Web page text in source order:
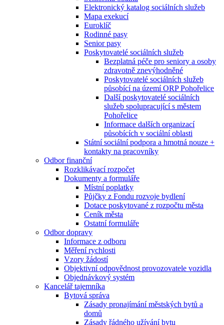
Elektronický katalog sociálních služeb
Mapa exekucí
Euroklíč
Rodinné pasy
Senior pasy
Poskytovatelé sociálních služeb
Bezplatná péče pro seniory a osoby
zdravotně znevýhodněné
Poskytovatelé sociálních služeb
působící na území ORP Pohořelice
Další poskytovatelé sociálních
služeb spolupracující s městem
Pohořelice
Informace dalších organizací
působících v sociální oblasti
Státní sociální podpora a hmotná nouze +
kontakty na pracovníky
Odbor finanční
Rozklikávací rozpočet
Dokumenty a formuláře
Místní poplatky
Půjčky z Fondu rozvoje bydlení
Dotace poskytované z rozpočtu města
Ceník města
Ostatní formuláře
Odbor dopravy
Informace z odboru
Měření rychlosti
Vzory žádostí
Objektivní odpovědnost provozovatele vozidla
Objednávkový systém
Kancelář tajemníka
Bytová správa
Zásady pronajímání městských bytů a
domů
Zásady řádného užívání bytu